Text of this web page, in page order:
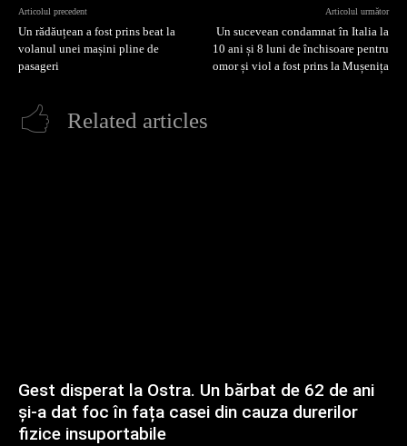
Articolul precedent
Un rădăuțean a fost prins beat la
volanul unei mașini pline de
pasageri
Articolul următor
Un sucevean condamnat în Italia la
10 ani și 8 luni de închisoare pentru
omor și viol a fost prins la Mușenița
Related articles
Gest disperat la Ostra. Un bărbat de 62 de ani
și-a dat foc în fața casei din cauza durerilor
fizice insuportabile